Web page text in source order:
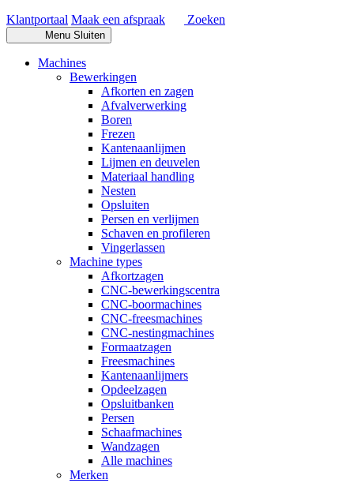
Klantportaal Maak een afspraak Zoeken
Menu Sluiten
Machines
Bewerkingen
Afkorten en zagen
Afvalverwerking
Boren
Frezen
Kantenaanlijmen
Lijmen en deuvelen
Materiaal handling
Nesten
Opsluiten
Persen en verlijmen
Schaven en profileren
Vingerlassen
Machine types
Afkortzagen
CNC-bewerkingscentra
CNC-boormachines
CNC-freesmachines
CNC-nestingmachines
Formaatzagen
Freesmachines
Kantenaanlijmers
Opdeelzagen
Opsluitbanken
Persen
Schaafmachines
Wandzagen
Alle machines
Merken